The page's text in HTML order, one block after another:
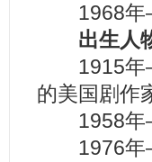
1968年
出生人
1915年
的美国剧作
1958年
1976年